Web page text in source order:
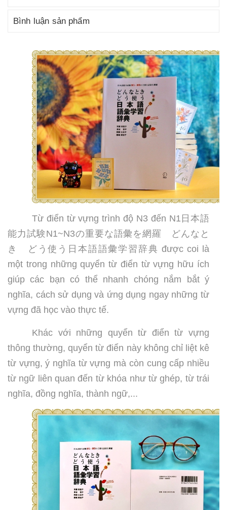
Bình luận sản phẩm
Từ điển từ vựng trình độ N3 đến N1 日本語
能力試験N1~N3の重要な語彙を網羅 どんなと
き どう使う日本語語彙学習辞典 được coi là
một trong những quyển từ điển từ vựng hữu ích
giúp các bạn có thể nhanh chóng nắm bắt ý
nghĩa, cách sử dụng và ứng dụng ngay những từ
vựng đã học vào thực tế.
Khác với những quyển từ điển từ vựng
thông thường, quyển từ điển này không chỉ liệt kê
từ vựng, ý nghĩa từ vựng mà còn cung cấp nhiều
từ ngữ liên quan đến từ khóa như từ ghép, từ trái
nghĩa, đồng nghĩa, thành ngữ,...